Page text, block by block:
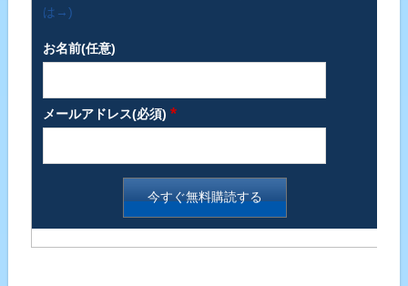
は→)
お名前(任意)
メールアドレス(必須) *